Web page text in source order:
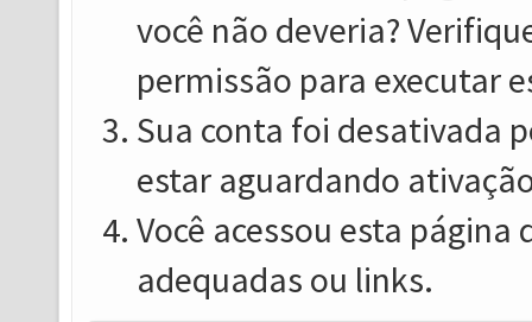
você não deveria?
permissão para executar
Sua conta foi desativada
estar aguardando
Você acessou esta
adequadas ou links.